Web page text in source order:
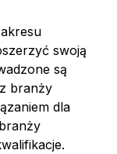
swoją
są
branży
dla